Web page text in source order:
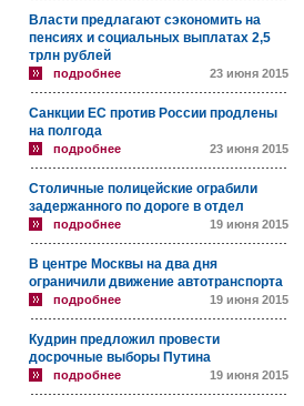
Власти предлагают сэкономить на
пенсиях и социальных выплатах 2,5
трлн рублей
подробнее 23 июня 2015
Санкции ЕС против России продлены
на полгода
подробнее 23 июня 2015
Столичные полицейские ограбили
задержанного по дороге в отдел
подробнее 19 июня 2015
В центре Москвы на два дня
ограничили движение автотранспорта
подробнее 19 июня 2015
Кудрин предложил провести
досрочные выборы Путина
подробнее 19 июня 2015